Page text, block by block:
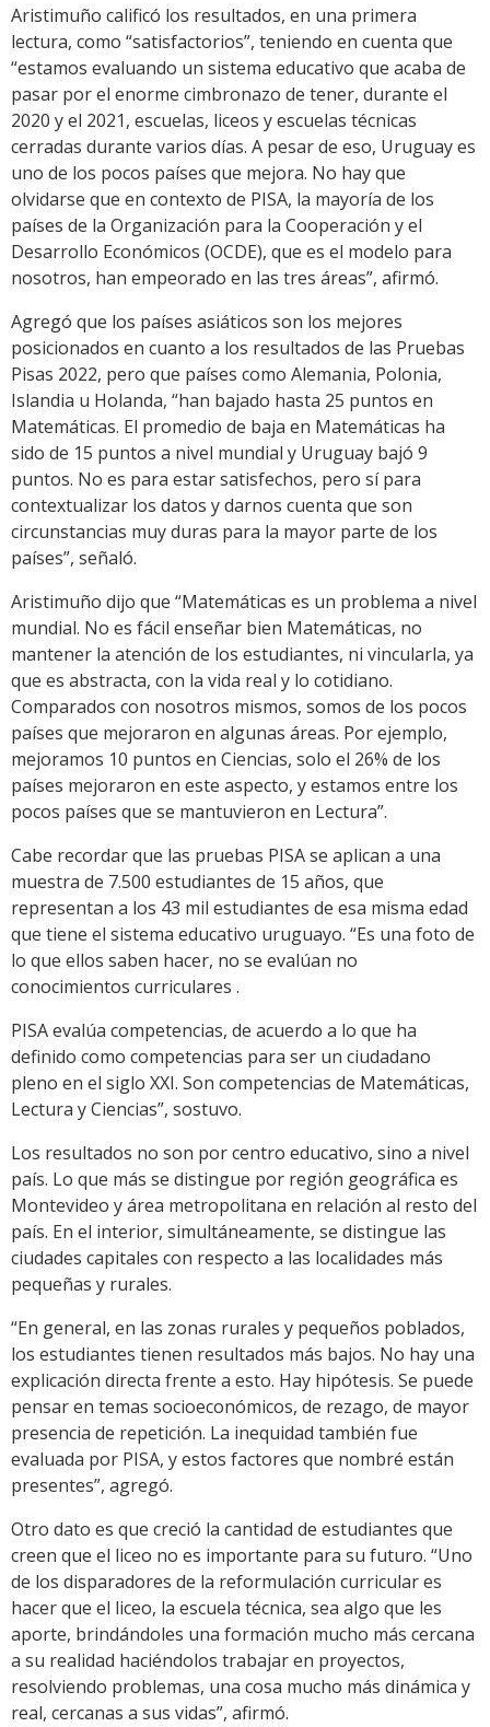
Link
Aristimuño calificó los resultados, en una primera
lectura, como “satisfactorios”, teniendo en cuenta que
“estamos evaluando un sistema educativo que acaba de
pasar por el enorme cimbronazo de tener, durante el
2020 y el 2021, escuelas, liceos y escuelas técnicas
cerradas durante varios días. A pesar de eso, Uruguay es
uno de los pocos países que mejora. No hay que
olvidarse que en contexto de PISA, la mayoría de los
países de la Organización para la Cooperación y el
Desarrollo Económicos (OCDE), que es el modelo para
nosotros, han empeorado en las tres áreas”, afirmó.
Agregó que los países asiáticos son los mejores
posicionados en cuanto a los resultados de las Pruebas
Pisas 2022, pero que países como Alemania, Polonia,
Islandia u Holanda, “han bajado hasta 25 puntos en
Matemáticas. El promedio de baja en Matemáticas ha
sido de 15 puntos a nivel mundial y Uruguay bajó 9
puntos. No es para estar satisfechos, pero sí para
contextualizar los datos y darnos cuenta que son
circunstancias muy duras para la mayor parte de los
países”, señaló.
Aristimuño dijo que “Matemáticas es un problema a nivel
mundial. No es fácil enseñar bien Matemáticas, no
mantener la atención de los estudiantes, ni vincularla, ya
que es abstracta, con la vida real y lo cotidiano.
Comparados con nosotros mismos, somos de los pocos
países que mejoraron en algunas áreas. Por ejemplo,
mejoramos 10 puntos en Ciencias, solo el 26% de los
países mejoraron en este aspecto, y estamos entre los
pocos países que se mantuvieron en Lectura”.
Cabe recordar que las pruebas PISA se aplican a una
muestra de 7.500 estudiantes de 15 años, que
representan a los 43 mil estudiantes de esa misma edad
que tiene el sistema educativo uruguayo. “Es una foto de
lo que ellos saben hacer, no se evalúan no
conocimientos curriculares .
PISA evalúa competencias, de acuerdo a lo que ha
definido como competencias para ser un ciudadano
pleno en el siglo XXI. Son competencias de Matemáticas,
Lectura y Ciencias”, sostuvo.
Los resultados no son por centro educativo, sino a nivel
país. Lo que más se distingue por región geográfica es
Montevideo y área metropolitana en relación al resto del
país. En el interior, simultáneamente, se distingue las
ciudades capitales con respecto a las localidades más
pequeñas y rurales.
“En general, en las zonas rurales y pequeños poblados,
los estudiantes tienen resultados más bajos. No hay una
explicación directa frente a esto. Hay hipótesis. Se puede
pensar en temas socioeconómicos, de rezago, de mayor
presencia de repetición. La inequidad también fue
evaluada por PISA, y estos factores que nombré están
presentes”, agregó.
Otro dato es que creció la cantidad de estudiantes que
creen que el liceo no es importante para su futuro. “Uno
de los disparadores de la reformulación curricular es
hacer que el liceo, la escuela técnica, sea algo que les
aporte, brindándoles una formación mucho más cercana
a su realidad haciéndolos trabajar en proyectos,
resolviendo problemas, una cosa mucho más dinámica y
real, cercanas a sus vidas”, afirmó.